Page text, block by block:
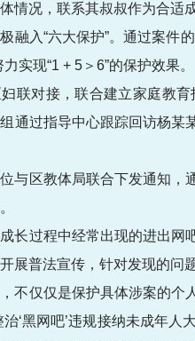
情况，联系其叔叔作为合适
融入“六大保护”。通过案件
实现“1 + 5＞6”的保护效果。
联对接，联合建立家庭教
通过指导中心跟踪回访杨
与区教体局联合下发通知，
长过程中经常出现的进出网
展普法宣传，针对发现的问
不仅仅是保护具体涉案的个
治‘黑网吧’违规接纳未成年